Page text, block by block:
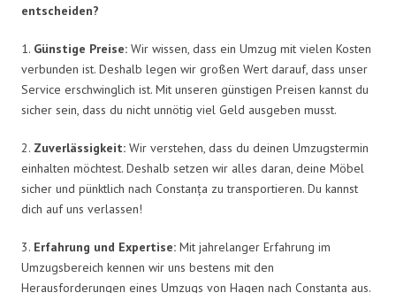
entscheiden?
1. Günstige Preise: Wir wissen, dass ein Umzug mit vielen Kosten
verbunden ist. Deshalb legen wir großen Wert darauf, dass unser
Service erschwinglich ist. Mit unseren günstigen Preisen kannst du
sicher sein, dass du nicht unnötig viel Geld ausgeben musst.
2. Zuverlässigkeit: Wir verstehen, dass du deinen Umzugstermin
einhalten möchtest. Deshalb setzen wir alles daran, deine Möbel
sicher und pünktlich nach Constanța zu transportieren. Du kannst
dich auf uns verlassen!
3. Erfahrung und Expertise: Mit jahrelanger Erfahrung im
Umzugsbereich kennen wir uns bestens mit den
Herausforderungen eines Umzugs von Hagen nach Constanța aus.